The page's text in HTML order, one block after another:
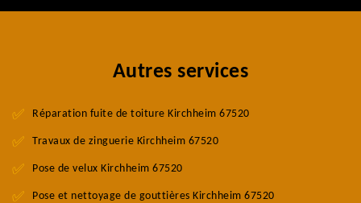
Autres services
Réparation fuite de toiture Kirchheim 67520
Travaux de zinguerie Kirchheim 67520
Pose de velux Kirchheim 67520
Pose et nettoyage de gouttières Kirchheim 67520